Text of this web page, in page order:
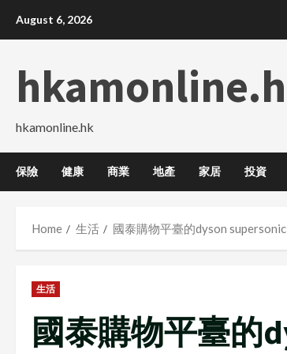
August 6, 2026
hkamonline.hk
保險 健康 商業 地產 家居 投資
Home 生活 國泰購物平臺的dyson
生活
國泰購物平臺的